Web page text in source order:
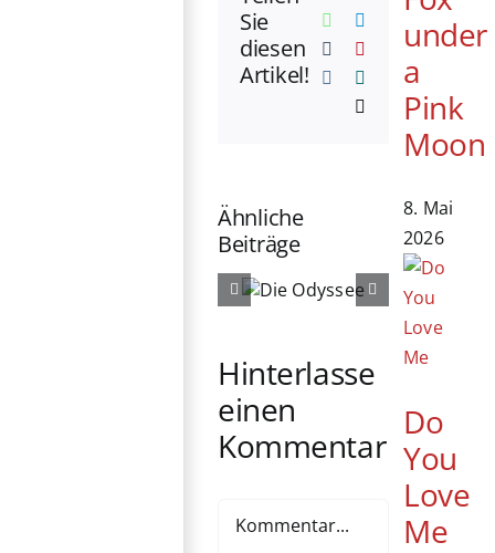
Sie
diesen
Artikel!
WhatsApp
TumblrPinterest
Ähnliche
Beiträge
Die
Ältern
Hinterlasse
einen
Kommentar
under
a
Pink
Moon
8. Mai
2026
Do
You
Love
Me